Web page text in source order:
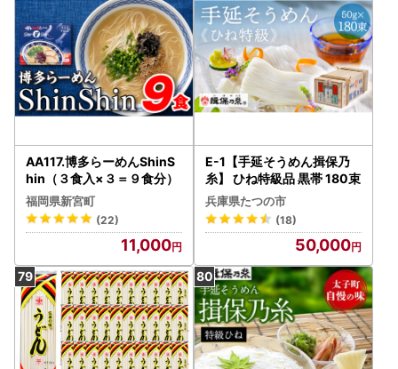
AA117.博多らーめんShinS
hin（３食入×３＝９食分）
福岡県新宮町
(22)
11,000
E-1【手延そうめん揖保乃
糸】 ひね特級品 黒帯 180束
兵庫県たつの市
(18)
50,000